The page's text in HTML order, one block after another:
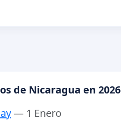
de Nicaragua en 2026
— 1 Enero